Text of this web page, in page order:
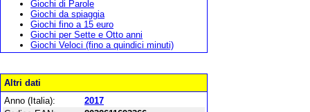
Giochi di Parole
Giochi da spiaggia
Giochi fino a 15 euro
Giochi per Sette e Otto anni
Giochi Veloci (fino a quindici minuti)
Altri dati
Anno (Italia):
2017